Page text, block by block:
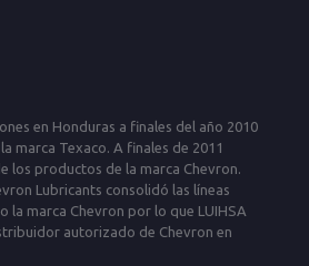
en Honduras a finales del año 2010
marca Texaco. A finales de 2011
los productos de la marca Chevron.
Lubricants consolidó las líneas
la marca Chevron por lo que LUIHSA
autorizado de Chevron en